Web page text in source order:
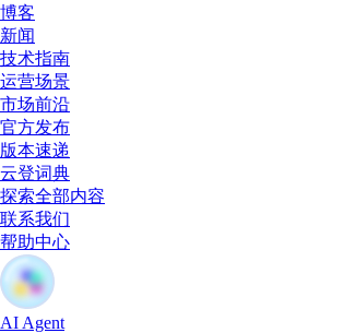
博客
新闻
技术指南
运营场景
市场前沿
官方发布
版本速递
云登词典
探索全部内容
联系我们
帮助中心
AI Agent